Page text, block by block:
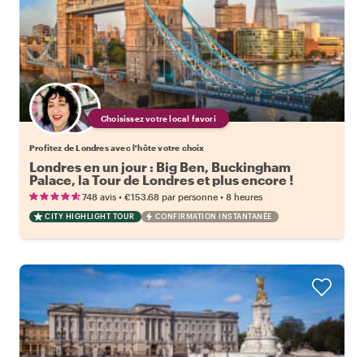
Choisissez votre local favori
Profitez de Londres avec l'hôte votre choix
Londres en un jour : Big Ben, Buckingham
Palace, la Tour de Londres et plus encore !
748 avis • €153.68 par personne • 8 heures
CITY HIGHLIGHT TOUR CONFIRMATION INSTANTANÉE